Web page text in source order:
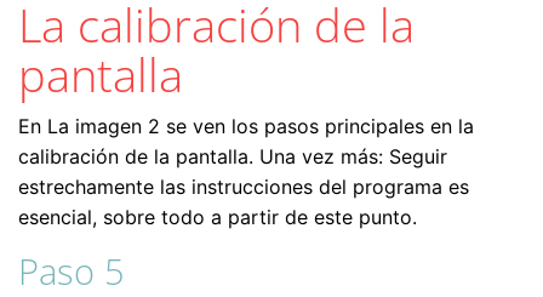
La calibración de la
pantalla
En La imagen 2 se ven los pasos principales en la
calibración de la pantalla. Una vez más: Seguir
estrechamente las instrucciones del programa es
esencial, sobre todo a partir de este punto.
Paso 5